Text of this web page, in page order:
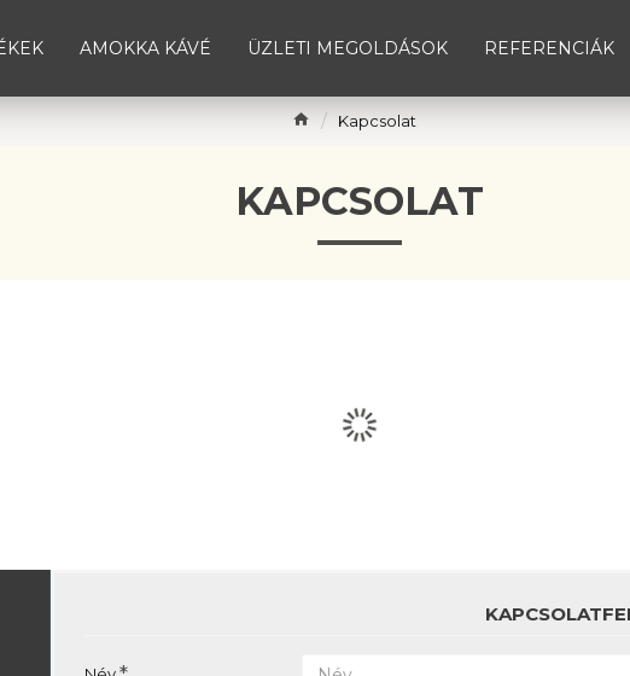
AMOKKA KÁVÉ ÜZLETI MEGOLDÁSOK REFERENCIÁK
Kapcsolat
KAPCSOLAT